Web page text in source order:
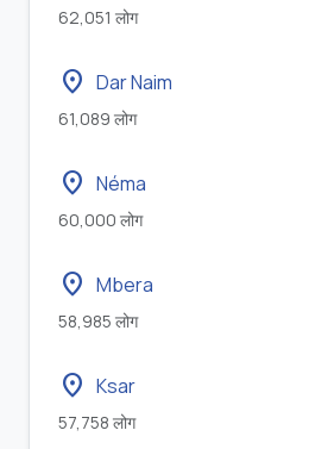
62,051 लोग
location_on Dar Naim
61,089 लोग
location_on Néma
60,000 लोग
location_on Mbera
58,985 लोग
location_on Ksar
57,758 लोग